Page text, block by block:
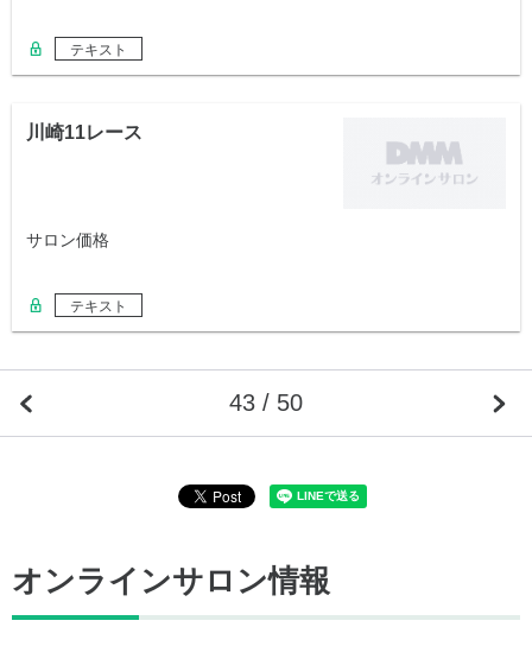
テキスト
川崎11レース
サロン価格
テキスト
43 / 50
オンラインサロン情報